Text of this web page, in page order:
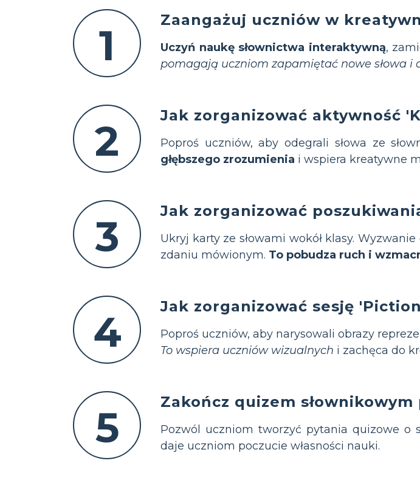
1
Zaangażuj uczniów w
Uczyń naukę słownictwa interaktywną,
pomagają uczniom zapamiętać nowe słowa i
2
Jak zorganizować aktywność
Poproś uczniów, aby odegrali słowa ze
głębszego zrozumienia i wspiera kreatywne
3
Jak zorganizować
Ukryj karty ze słowami wokół klasy.
zdaniu mówionym. To pobudza ruch i
4
Jak zorganizować sesję
Poproś uczniów, aby narysowali obrazy
To wspiera uczniów wizualnych i zachęca do
5
Zakończ quizem
Pozwól uczniom tworzyć pytania quizowe o
daje uczniom poczucie własności nauki.